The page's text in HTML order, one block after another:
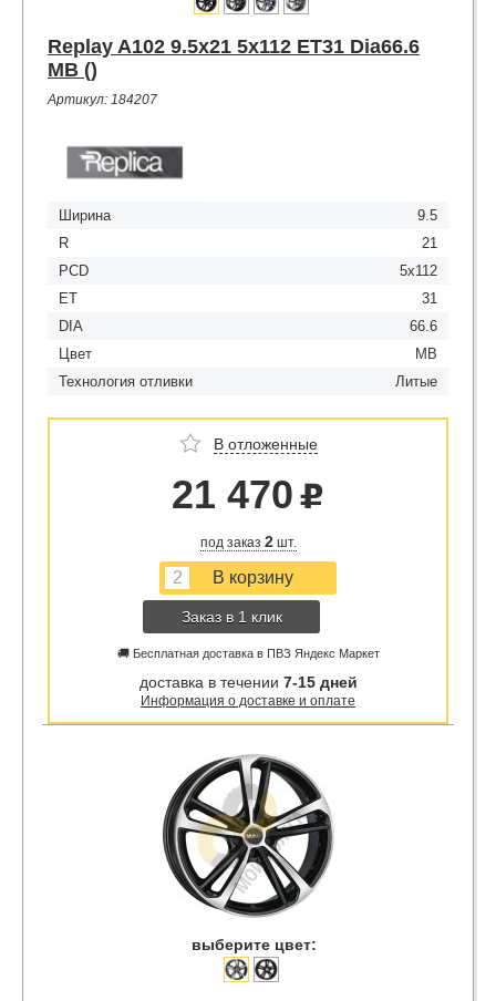
Replay A102 9.5x21 5x112 ET31 Dia66.6
MB ()
Артикул: 184207
Ширина
9.5
R
21
PCD
5x112
ET
31
DIA
66.6
Цвет
MB
Технология отливки
Литые
В отложенные
21 470 u
под заказ 2шт.
Заказ в 1 клик
🚚 Бесплатная доставка в ПВЗ Яндекс Маркет
доставка в течении 7-15 дней
Информация о доставке и оплате
выберите цвет: